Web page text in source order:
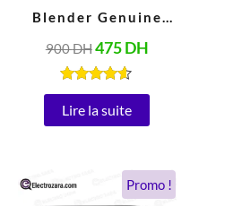
Blender Genuine
1,75 Litres (500W,
220V, Blanc)
900DH475DH
Note
4.47
Lire la suite
Promo !
prix
Le
prix